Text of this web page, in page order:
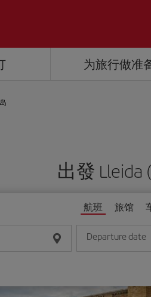
为旅行做准
出發 Lleida
航班 旅馆
Departure date
请输入日期，格式为